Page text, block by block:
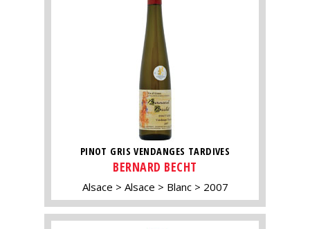
PINOT GRIS VENDANGES TARDIVES
BERNARD BECHT
Alsace Alsace Blanc 2007